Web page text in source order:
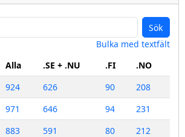
Sök
Bulka med textfält
Alla .SE + .NU .FI
.NO
924 626 90
208
971 646 94
231
883 591 80
212